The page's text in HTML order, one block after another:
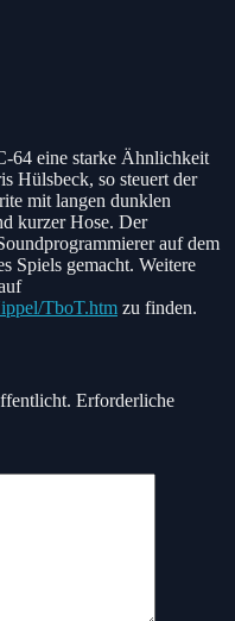
64 eine starke Ähnlichkeit
Hülsbeck, so steuert der
mit langen dunklen
kurzer Hose. Der
auf dem
Spiels gemacht. Weitere
TboT.htm zu finden.
Erforderliche